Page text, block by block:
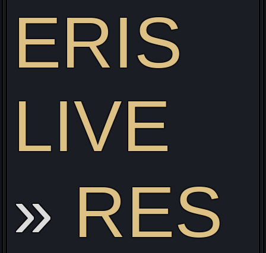
ERIS
LIVE
RES